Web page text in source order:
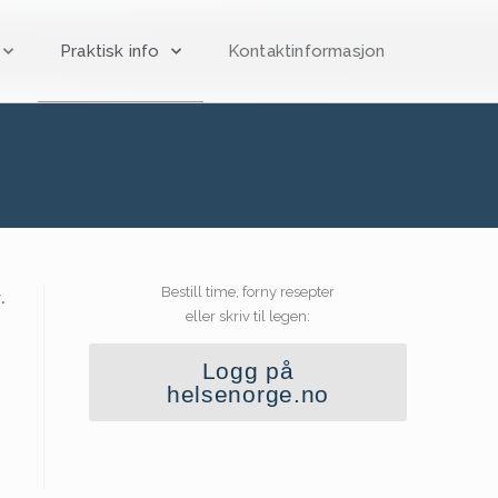
Praktisk info Kontaktinformasjon
Bestill time, forny resepter
eller skriv til legen:
Logg på
helsenorge.no